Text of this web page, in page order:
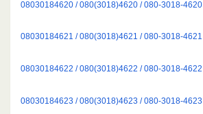
08030184620 / 080(3018)4620 / 080-3018-4620
08030184621 / 080(3018)4621 / 080-3018-4621
08030184622 / 080(3018)4622 / 080-3018-4622
08030184623 / 080(3018)4623 / 080-3018-4623